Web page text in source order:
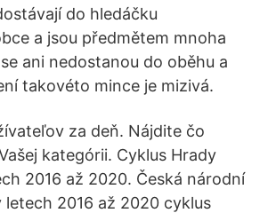
do hledáčku
a jsou předmětem mnoha
ani nedostanou do oběhu a
takovéto mince je mizivá.
za deň. Nájdite čo
kategórii. Cyklus Hrady
2016 až 2020. Česká národní
letech 2016 až 2020 cyklus